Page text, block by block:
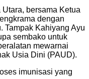
bersama Ketua
dengan
Tampak Kahiyang Ayu
sembako untuk
mewarnai
Usia Dini (PAUD).
imunisasi yang